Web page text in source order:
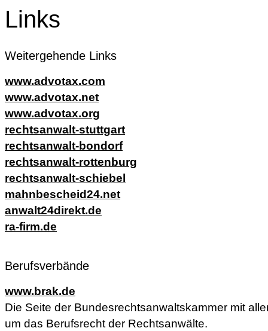
Links
Weitergehende Links
www.advotax.com
www.advotax.net
www.advotax.org
rechtsanwalt-stuttgart
rechtsanwalt-bondorf
rechtsanwalt-rottenburg
rechtsanwalt-schiebel
mahnbescheid24.net
anwalt24direkt.de
ra-firm.de
Berufsverbände
www.brak.de
Die Seite der Bundesrechtsanwaltskammer mit
um das Berufsrecht der Rechtsanwälte.